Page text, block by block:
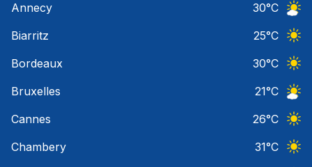
Annecy
30°C
Biarritz
25°C
Bordeaux
30°C
Bruxelles
21°C
Cannes
26°C
Chambery
31°C